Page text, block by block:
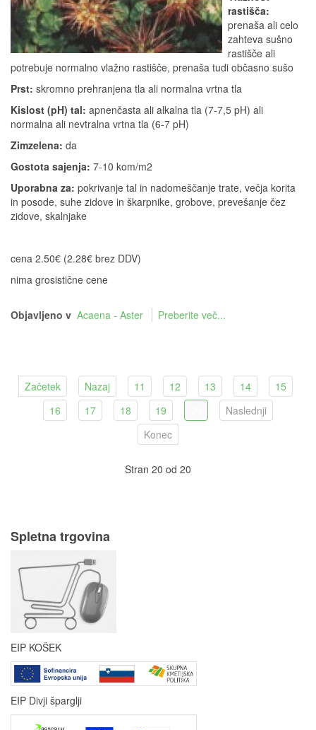
rastišča:
prenaša ali celo
zahteva sušno
rastišče ali
potrebuje normalno vlažno rastišče, prenaša tudi občasno sušo
Prst: skromno prehranjena tla ali normalna vrtna tla
Kislost (pH) tal: apnenčasta ali alkalna tla (7-7,5 pH) ali
normalna ali nevtralna vrtna tla (6-7 pH)
Zimzelena: da
Gostota sajenja: 7-10 kom/m2
Uporabna za: pokrivanje tal in nadomeščanje trate, večja korita
in posode, suhe zidove in škarpnike, grobove, prevešanje čez
zidove, skalnjake
cena 2.50€ (2.28€ brez DDV)
nima grosistične cene
Objavljeno v Acaena - Aster Preberite več...
Začetek Nazaj 11 12 13 14
15
16
17 18 19
Naslednji
Konec
Stran 20 od 20
Spletna trgovina
EIP KOŠEK
EIP Divji šparglji